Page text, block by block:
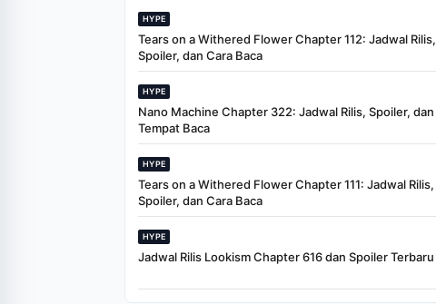
HYPE
Tears on a Withered Flower Chapter 112: Jadwal Rilis,
Spoiler, dan Cara Baca
HYPE
Nano Machine Chapter 322: Jadwal Rilis, Spoiler, dan
Tempat Baca
HYPE
Tears on a Withered Flower Chapter 111: Jadwal Rilis,
Spoiler, dan Cara Baca
HYPE
Jadwal Rilis Lookism Chapter 616 dan Spoiler Terbaru